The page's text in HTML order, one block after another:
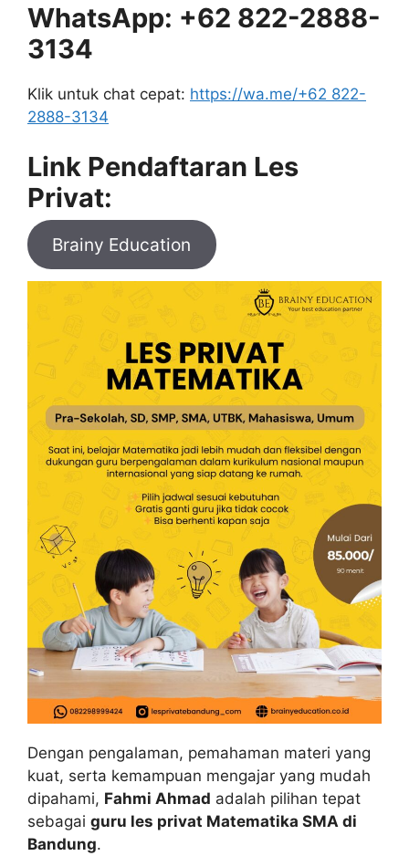
WhatsApp: +62 822-2888-
3134
Klik untuk chat cepat: https://wa.me/+62 822-
2888-3134
Link Pendaftaran Les
Privat:
Brainy Education
Dengan pengalaman, pemahaman materi yang
kuat, serta kemampuan mengajar yang mudah
dipahami, Fahmi Ahmad adalah pilihan tepat
sebagai guru les privat Matematika SMA di
Bandung.